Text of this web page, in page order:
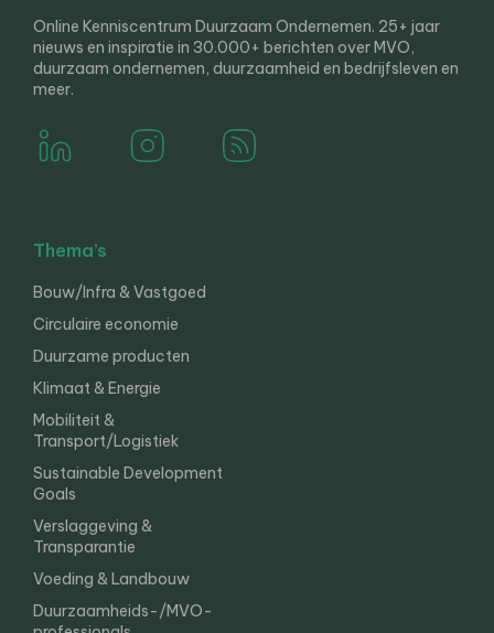
Online Kenniscentrum Duurzaam Ondernemen. 25+ jaar
nieuws en inspiratie in 30.000+ berichten over MVO,
duurzaam ondernemen, duurzaamheid en bedrijfsleven en
meer.
Thema’s
Bouw/Infra & Vastgoed
Circulaire economie
Duurzame producten
Klimaat & Energie
Mobiliteit &
Transport/Logistiek
Sustainable Development
Goals
Verslaggeving &
Transparantie
Voeding & Landbouw
Duurzaamheids-/MVO-